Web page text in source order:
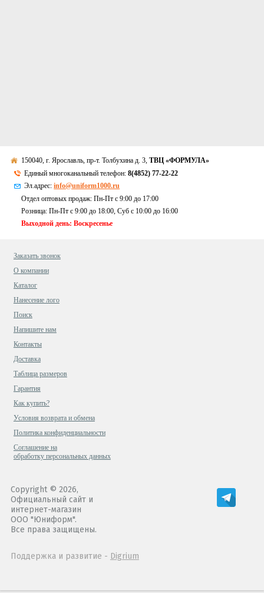
150040, г. Ярославль, пр-т. Толбухина д. 3,ТВЦ «ФОРМУЛА»
Единый многоканальный телефон:8(4852) 77-22-22
Эл.адрес:info@uniform1000.ru
Отдел оптовых продаж: Пн-Пт с 9:00 до 17:00
Розница: Пн-Пт с 9:00 до 18:00, Суб c 10:00 до 16:00
Выходной день: Воскресенье
Заказать звонок
О компании
Каталог
Нанесение лого
Поиск
Напишите нам
Контакты
Доставка
Таблица размеров
Гарантия
Как купить?
Условия возврата и обмена
Политика конфиденциальности
Cоглашение на
обработку персональных данных
Copyright © 2026,
Официальный сайт и
интернет-магазин
ООО "Юниформ".
Все права защищены.
Поддержка и развитие - Digrium